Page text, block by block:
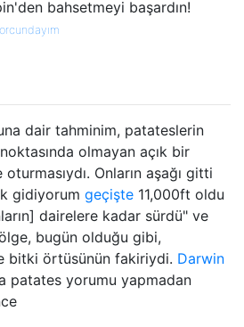
bahsetmeyi başardın!
dair tahminim, patateslerin
olmayan açık bir
Onların aşağı gitti
gidiyorum geçişte 11,000ft oldu
dairelere kadar sürdü" ve
bugün olduğu gibi,
bitki örtüsünün fakiriydi. Darwin
patates yorumu yapmadan